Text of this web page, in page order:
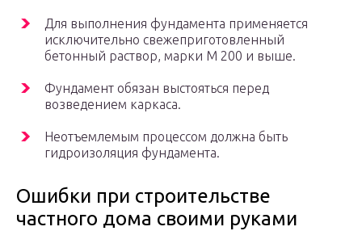
Для выполнения фундамента применяется
исключительно свежеприготовленный
бетонный раствор, марки М 200 и выше.
Фундамент обязан выстояться перед
возведением каркаса.
Неотъемлемым процессом должна быть
гидроизоляция фундамента.
Ошибки при строительстве
частного дома своими руками